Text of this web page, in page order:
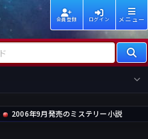
会員登録 ログイン メニュー
新着
レビュー
新刊
情報
2006年9月発売のミステリー小説